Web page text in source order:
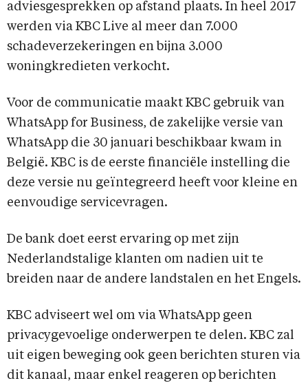
adviesgesprekken op afstand plaats. In heel 2017
werden via KBC Live al meer dan 7.000
schadeverzekeringen en bijna 3.000
woningkredieten verkocht.
Voor de communicatie maakt KBC gebruik van
WhatsApp for Business, de zakelijke versie van
WhatsApp die 30 januari beschikbaar kwam in
België. KBC is de eerste financiële instelling die
deze versie nu geïntegreerd heeft voor kleine en
eenvoudige servicevragen.
De bank doet eerst ervaring op met zijn
Nederlandstalige klanten om nadien uit te
breiden naar de andere landstalen en het Engels.
KBC adviseert wel om via WhatsApp geen
privacygevoelige onderwerpen te delen. KBC zal
uit eigen beweging ook geen berichten sturen via
dit kanaal, maar enkel reageren op berichten